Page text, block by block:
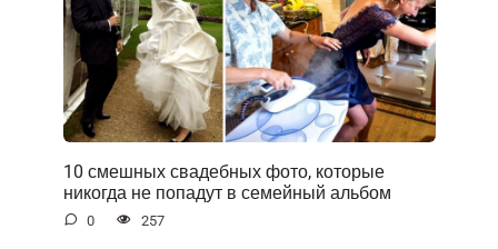
10 смешных свадебных фото, которые
никогда не попадут в семейный альбом
0 257